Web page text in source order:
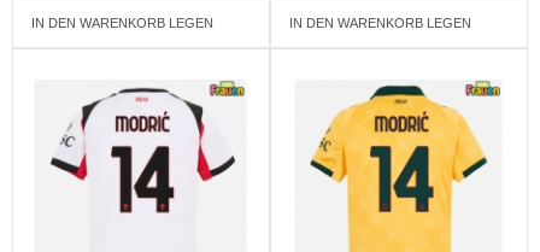
IN DEN WARENKORB LEGEN IN DEN WARENKORB LEGEN